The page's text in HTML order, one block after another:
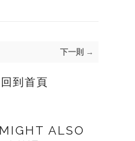
下一則 →
回到首頁
ALSO